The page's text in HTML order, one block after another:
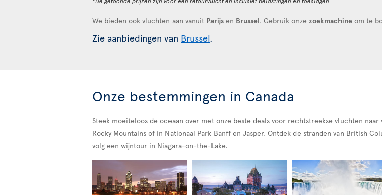
We bieden ook vluchten aan vanuit Parijs en Brussel. Gebruik onze zoekmachine om te
Zie aanbiedingen van Brussel.
Onze bestemmingen in Canada
Steek moeiteloos de oceaan over met onze beste deals voor rechtstreekse vluchten
Rocky Mountains of in Nationaal Park Banff en Jasper. Ontdek de stranden van British
volg een wijntour in Niagara-on-the-Lake.